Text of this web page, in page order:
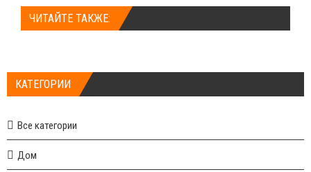
ЧИТАЙТЕ ТАКЖЕ:
КАТЕГОРИИ
Все категории
Дом